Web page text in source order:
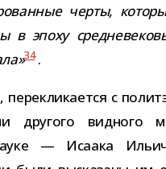
черты,
в эпоху
34.
пере­кли­ка­ется с
дру­гого вид­ного
— Исаака